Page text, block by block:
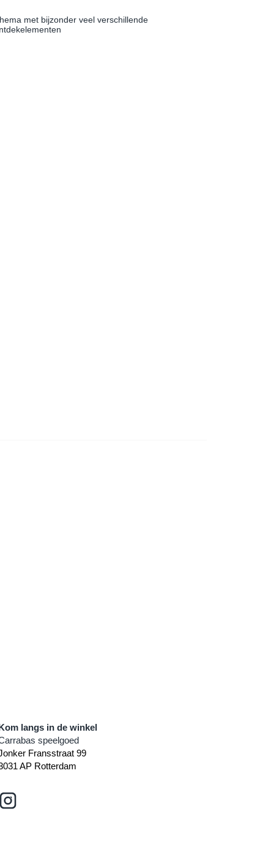
met bijzonder veel verschillende
langs in de winkel
speelgoed
Fransstraat 99
AP Rotterdam